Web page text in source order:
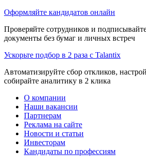
Оформляйте кандидатов онлайн
Проверяйте сотрудников и
документы без бумаг и личных встреч
Ускорьте подбор в 2 раза с Talantix
Автоматизируйте сбор откликов,
собирайте аналитику в 2 клика
О компании
Наши вакансии
Партнерам
Реклама на сайте
Новости и статьи
Инвесторам
Кандидаты по профессиям